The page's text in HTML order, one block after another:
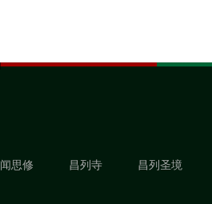
闻思修 昌列寺 昌列圣境